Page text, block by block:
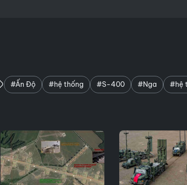
#Ấn Độ #hệ thống #S-400 #Nga #hệ